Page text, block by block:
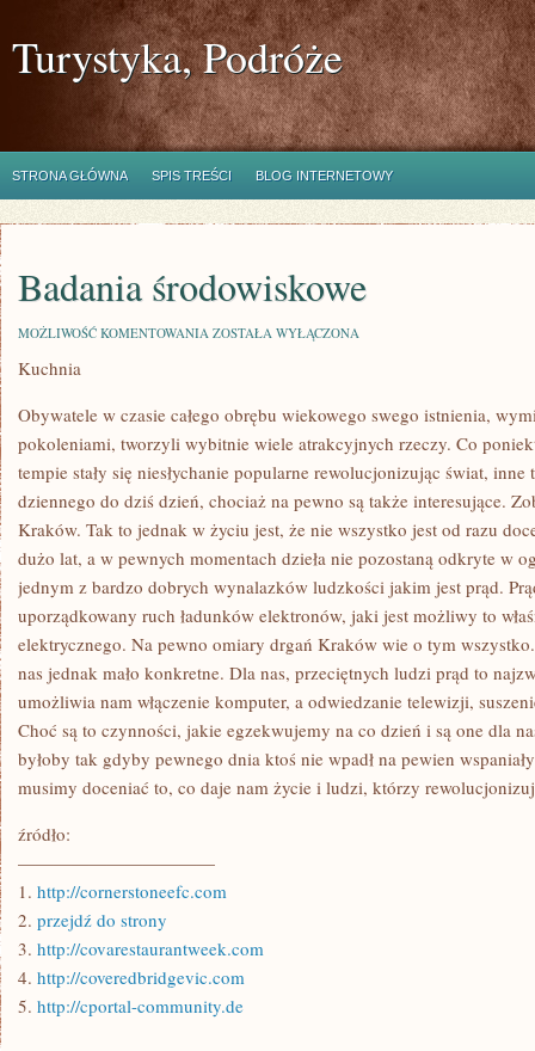
Turystyka, Podróże
STRONA GŁÓWNA SPIS TREŚCI BLOG INTERNETOWY
Badania środowiskowe
MOŻLIWOŚĆ KOMENTOWANIA BADANIA
ZOSTAŁA WYŁĄCZONA
Kuchnia
Obywatele w czasie całego obrębu wiekowego swego istnienia,
pokoleniami, tworzyli wybitnie wiele atrakcyjnych rzeczy. Co
tempie stały się niesłychanie popularne rewolucjonizując świat, inne
dziennego do dziś dzień, chociaż na pewno są także interesujące.
Kraków. Tak to jednak w życiu jest, że nie wszystko jest od razu
dużo lat, a w pewnych momentach dzieła nie pozostaną odkryte w
jednym z bardzo dobrych wynalazków ludzkości jakim jest prąd.
uporządkowany ruch ładunków elektronów, jaki jest możliwy to
elektrycznego. Na pewno omiary drgań Kraków wie o tym
nas jednak mało konkretne. Dla nas, przeciętnych ludzi prąd to
umożliwia nam włączenie komputer, a odwiedzanie telewizji,
Choć są to czynności, jakie egzekwujemy na co dzień i są one dla
byłoby tak gdyby pewnego dnia ktoś nie wpadł na pewien
musimy doceniać to, co daje nam życie i ludzi, którzy
źródło:
———————————
1. http://cornerstoneefc.com
2. przejdź do strony
3. http://covarestaurantweek.com
4. http://coveredbridgevic.com
5. http://cportal-community.de